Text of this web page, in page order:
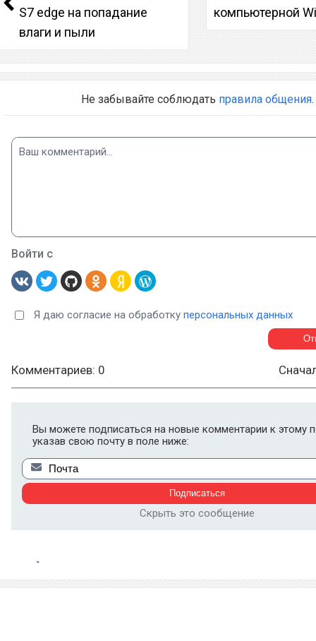
S7 edge на попадание
влаги и пыли
компьютерной
Не забывайте соблюдать правила общения.
Войти с
Я даю согласие на обработку персональных данных
Комментариев: 0
Вы можете подписаться на новые комментарии к этому
указав свою почту в поле ниже:
Скрыть это сообщение